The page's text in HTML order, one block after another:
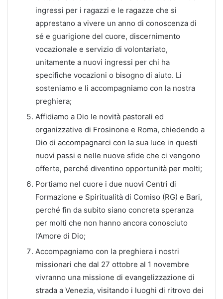
ingressi per i ragazzi e le ragazze che si
apprestano a vivere un anno di conoscenza di
sé e guarigione del cuore, discernimento
vocazionale e servizio di volontariato,
unitamente a nuovi ingressi per chi ha
specifiche vocazioni o bisogno di aiuto. Li
sosteniamo e li accompagniamo con la nostra
preghiera;
Affidiamo a Dio le novità pastorali ed
organizzative di Frosinone e Roma, chiedendo a
Dio di accompagnarci con la sua luce in questi
nuovi passi e nelle nuove sfide che ci vengono
offerte, perché diventino opportunità per molti;
Portiamo nel cuore i due nuovi Centri di
Formazione e Spiritualità di Comiso (RG) e Bari,
perché fin da subito siano concreta speranza
per molti che non hanno ancora conosciuto
l’Amore di Dio;
Accompagniamo con la preghiera i nostri
missionari che dal 27 ottobre al 1 novembre
vivranno una missione di evangelizzazione di
strada a Venezia, visitando i luoghi di ritrovo dei